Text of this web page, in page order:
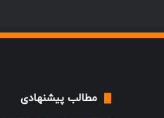
مطالب پیشنهادی